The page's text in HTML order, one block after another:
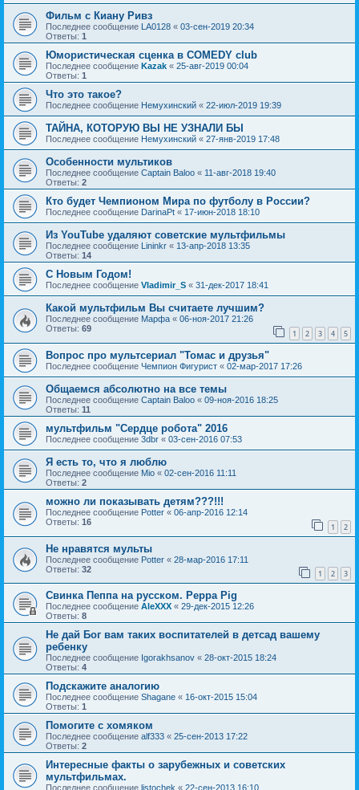
Фильм с Киану Ривз
Последнее сообщение LA0128 « 03-сен-2019 20:34
Ответы: 1
Юмористическая сценка в COMEDY club
Последнее сообщение Kazak « 25-авг-2019 00:04
Ответы: 1
Что это такое?
Последнее сообщение Немухинский « 22-июл-2019 19:39
ТАЙНА, КОТОРУЮ ВЫ НЕ УЗНАЛИ БЫ
Последнее сообщение Немухинский « 27-янв-2019 17:48
Особенности мультиков
Последнее сообщение Captain Baloo « 11-авг-2018 19:40
Ответы: 2
Кто будет Чемпионом Мира по футболу в России?
Последнее сообщение DarinaPt « 17-июн-2018 18:10
Из YouTube удаляют советские мультфильмы
Последнее сообщение Lininkr « 13-апр-2018 13:35
Ответы: 14
С Новым Годом!
Последнее сообщение Vladimir_S « 31-дек-2017 18:41
Какой мультфильм Вы считаете лучшим?
Последнее сообщение Марфа « 06-ноя-2017 21:26
Ответы: 69 1 2 3 4 5
Вопрос про мультсериал "Томас и друзья"
Последнее сообщение Чемпион Фигурист « 02-мар-2017 17:26
Общаемся абсолютно на все темы
Последнее сообщение Captain Baloo « 09-ноя-2016 18:25
Ответы: 11
мультфильм "Сердце робота" 2016
Последнее сообщение 3dbr « 03-сен-2016 07:53
Я есть то, что я люблю
Последнее сообщение Mio « 02-сен-2016 11:11
Ответы: 2
можно ли показывать детям???!!!
Последнее сообщение Potter « 06-апр-2016 12:14
Ответы: 16 1 2
Не нравятся мульты
Последнее сообщение Potter « 28-мар-2016 17:11
Ответы: 32 1 2 3
Свинка Пеппа на русском. Peppa Pig
Последнее сообщение AleXXX « 29-дек-2015 12:26
Ответы: 8
Не дай Бог вам таких воспитателей в детсад вашему
ребенку
Последнее сообщение Igorakhsanov « 28-окт-2015 18:24
Ответы: 4
Подскажите аналогию
Последнее сообщение Shagane « 16-окт-2015 15:04
Ответы: 1
Помогите с хомяком
Последнее сообщение alf333 « 25-сен-2013 17:22
Ответы: 2
Интересные факты о зарубежных и советских
мультфильмах.
Последнее сообщение listochek « 22-сен-2013 16:10